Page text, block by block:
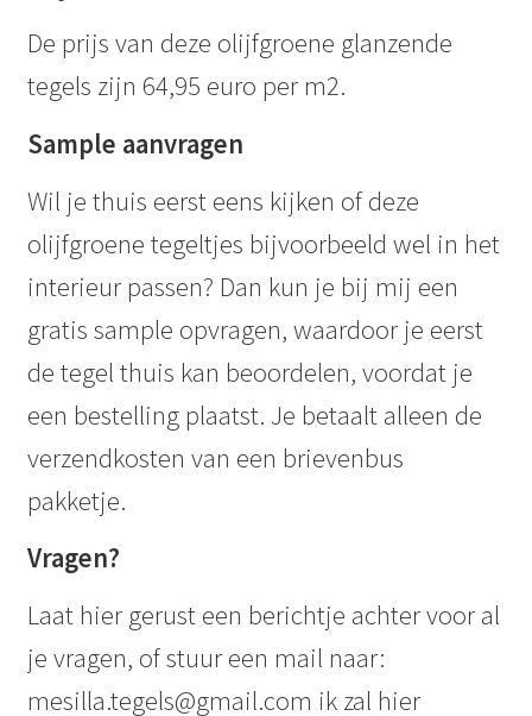
De prijs van deze olijfgroene glanzende
tegels zijn 64,95 euro per m2.
Sample aanvragen
Wil je thuis eerst eens kijken of deze
olijfgroene tegeltjes bijvoorbeeld wel in het
interieur passen? Dan kun je bij mij een
gratis sample opvragen, waardoor je eerst
de tegel thuis kan beoordelen, voordat je
een bestelling plaatst. Je betaalt alleen de
verzendkosten van een brievenbus
pakketje.
Vragen?
Laat hier gerust een berichtje achter voor al
je vragen, of stuur een mail naar:
mesilla.tegels@gmail.com ik zal hier